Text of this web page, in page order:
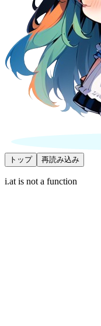
トップ 再読み込み
i.at is not a function